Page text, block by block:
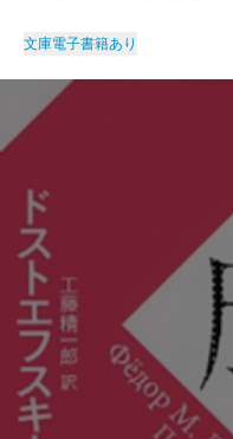
文庫電子書籍あり